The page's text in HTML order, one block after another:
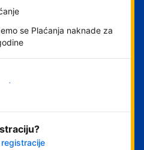
se Plaćanja naknade za